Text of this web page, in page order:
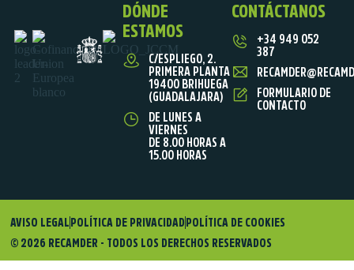
DÓNDE
ESTAMOS
C/ESPLIEGO, 2.
PRIMERA PLANTA
19400 BRIHUEGA
(GUADALAJARA)
DE LUNES A
VIERNES
DE 8.00 HORAS A
15.00 HORAS
CONTÁCTANOS
+34 949 052
387
FORMULARIO DE
CONTACTO
© 2026 RECAMDER - TODOS LOS DERECHOS RESERVADOS
AVISO LEGAL POLÍTICA DE PRIVACIDAD POLÍTICA DE COOKIES